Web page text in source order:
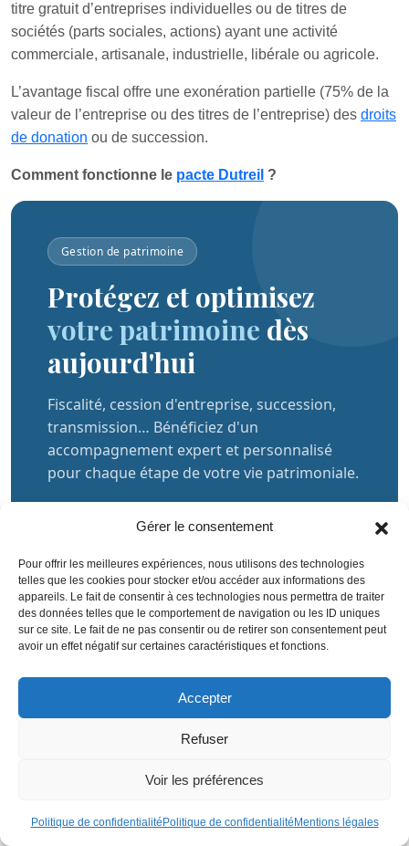
Gérer le consentement
Pour offrir les meilleures expériences, nous utilisons des technologies
telles que les cookies pour stocker et/ou accéder aux informations des
appareils. Le fait de consentir à ces technologies nous permettra de traiter
des données telles que le comportement de navigation ou les ID uniques
sur ce site. Le fait de ne pas consentir ou de retirer son consentement peut
avoir un effet négatif sur certaines caractéristiques et fonctions.
Accepter
Refuser
Voir les préférences
Politique de confidentialité Politique de confidentialité Mentions légales
titre gratuit d’entreprises individuelles ou de titres de
sociétés (parts sociales, actions) ayant une activité
commerciale, artisanale, industrielle, libérale ou agricole.
L’avantage fiscal offre une exonération partielle (75% de la
valeur de l’entreprise ou des titres de l’entreprise) des droits
de donation ou de succession.
Comment fonctionne le pacte Dutreil ?
Gestion de patrimoine
Protégez et optimisez
votre patrimoine dès
aujourd'hui
Fiscalité, cession d'entreprise, succession,
transmission… Bénéficiez d'un
accompagnement expert et personnalisé
pour chaque étape de votre vie patrimoniale.
Optimisation fiscale
Ingénierie patrimoniale
Investissements
Prendre rendez-vous
d'expertise
patrimoniale
360°
Approche globale
et indépendante
sur-mesure